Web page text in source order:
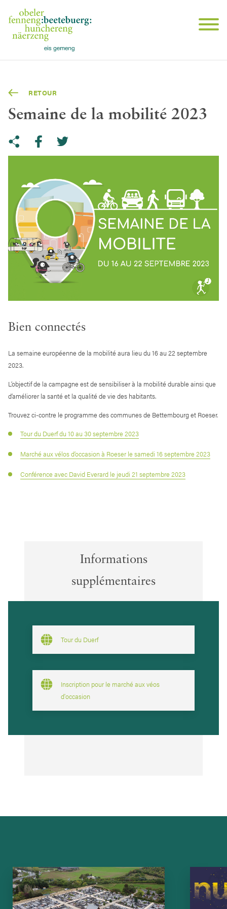
RETOUR
Semaine de la mobilité 2023
Bien connectés
La semaine européenne de la mobilité aura lieu du 16 au 22 septembre
2023.
L’objectif de la campagne est de sensibiliser à la mobilité durable ainsi que
d’améliorer la santé et la qualité de vie des habitants.
Trouvez ci-contre le programme des communes de Bettembourg et Roeser.
Tour du Duerf du 10 au 30 septembre 2023
Marché aux vélos d’occasion à Roeser le samedi 16 septembre 2023
Conférence avec David Everard le jeudi 21 septembre 2023
Informations
supplémentaires
Tour du Duerf
Inscription pour le marché aux véos
d'occasion